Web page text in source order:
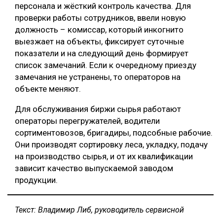
персонала и жёсткий контроль качества. Для
проверки работы сотрудников, ввели новую
должность – комиссар, который инкогнито
выезжает на объекты, фиксирует суточные
показатели и на следующий день формирует
список замечаний. Если к очередному приезду
замечания не устранены, то операторов на
объекте меняют.
Для обслуживания биржи сырья работают
операторы перегружателей, водители
сортиментовозов, бригадиры, подсобные рабочие.
Они производят сортировку леса, укладку, подачу
на производство сырья, и от их квалификации
зависит качество выпускаемой заводом
продукции.
Текст: Владимир Либ, руководитель сервисной